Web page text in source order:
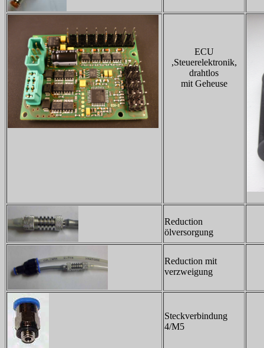
ECU
,Steuerelektronik,
drahtlos
mit Geheuse
Reduction
ölversorgung
Reduction mit
verzweigung
Steckverbindung
4/M5